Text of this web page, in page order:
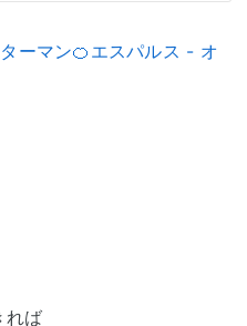
ーマン🍊エスパルス - オ
れば